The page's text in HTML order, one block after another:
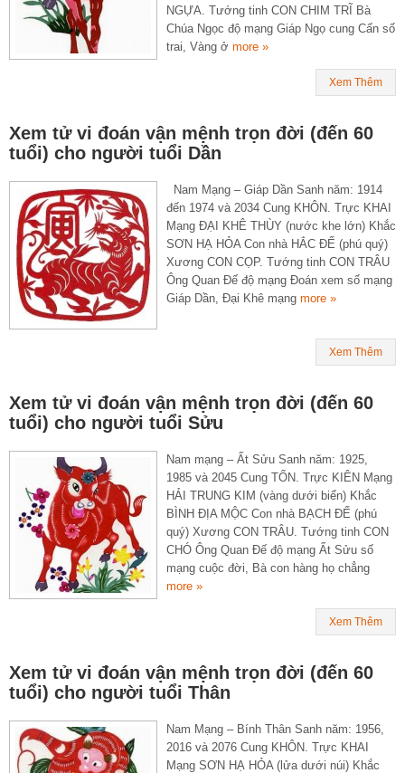
NGỰA. Tướng tinh CON CHIM TRĨ Bà
Chúa Ngọc độ mạng Giáp Ngọ cung Cấn số
trai, Vàng ở more »
Xem Thêm
Xem tử vi đoán vận mệnh trọn đời (đến 60
tuổi) cho người tuổi Dần
Nam Mạng – Giáp Dần Sanh năm: 1914
đến 1974 và 2034 Cung KHÔN. Trực KHAI
Mạng ĐẠI KHÊ THÙY (nước khe lớn) Khắc
SƠN HẠ HỎA Con nhà HẮC ĐẾ (phú quý)
Xương CON CỌP. Tướng tinh CON TRÂU
Ông Quan Đế độ mạng Đoán xem số mạng
Giáp Dần, Đại Khê mạng more »
Xem Thêm
Xem tử vi đoán vận mệnh trọn đời (đến 60
tuổi) cho người tuổi Sửu
Nam mạng – Ất Sửu Sanh năm: 1925,
1985 và 2045 Cung TỐN. Trực KIÊN Mạng
HẢI TRUNG KIM (vàng dưới biển) Khắc
BÌNH ĐỊA MỘC Con nhà BẠCH ĐẾ (phú
quý) Xương CON TRÂU. Tướng tinh CON
CHÓ Ông Quan Đế độ mạng Ất Sửu số
mạng cuộc đời, Bà con hàng họ chẳng
more »
Xem Thêm
Xem tử vi đoán vận mệnh trọn đời (đến 60
tuổi) cho người tuổi Thân
Nam Mạng – Bính Thân Sanh năm: 1956,
2016 và 2076 Cung KHÔN. Trực KHAI
Mạng SƠN HẠ HỎA (lửa dưới núi) Khắc